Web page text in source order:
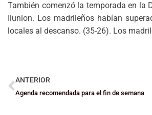
También comenzó la temporada en la
Ilunion. Los madrileños habían
locales al descanso. (35-26). Los
ANTERIOR
Agenda recomendada para el fin de semana